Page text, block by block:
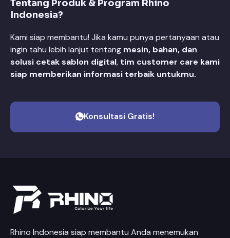
Tentang Produk & Program Rhino
Indonesia?
Kami siap membantu! Jika kamu punya pertanyaan atau
ingin tahu lebih lanjut tentang mesin, bahan, dan
solusi cetak sablon digital, tim customer care kami
siap memberikan informasi terbaik untukmu.
Konsultasi Gratis!
Rhino Indonesia siap membantu Anda menemukan